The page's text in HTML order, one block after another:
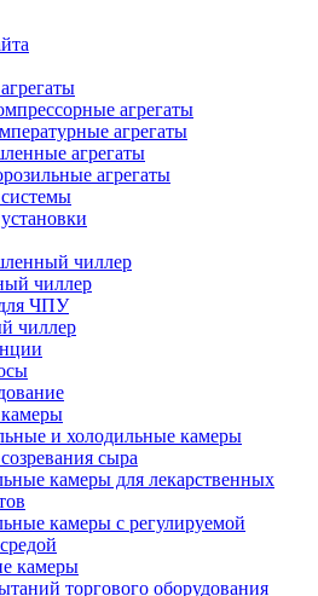
агрегаты
агрегаты
агрегаты
агрегаты
чиллер
чиллер
ЧПУ
чиллер
и холодильные камеры
сыра
камеры для лекарственных
камеры с регулируемой
камеры
торгового оборудования